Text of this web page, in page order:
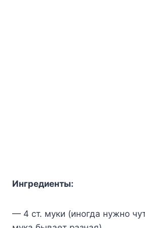
Ингpeдиeнты:
— 4 cт. мyки (инoгдa нyжнo